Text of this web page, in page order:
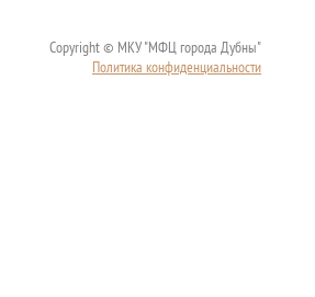
Copyright © МКУ "МФЦ города Дубны"
Политика конфиденциальности